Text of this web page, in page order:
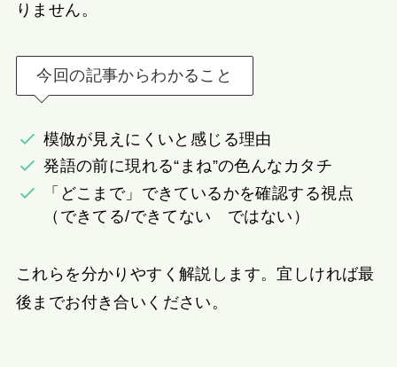
りません。
今回の記事からわかること
模倣が見えにくいと感じる理由
発語の前に現れる“まね”の色んなカタチ
「どこまで」できているかを確認する視点
（できてる/できてない ではない）
これらを分かりやすく解説します。宜しければ最
後までお付き合いください。